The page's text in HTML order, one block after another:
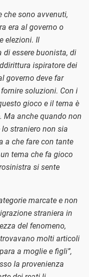
sono avvenuti,
era al governo o
elezioni. Il
essere buonista, di
ispiratore dei
governo deve far
soluzioni. Con i
gioco e il tema è
Ma anche quando non
lo straniero non sia
a che fare con tante
tema che fa gioco
si sente
marcate e non
straniera in
del fenomeno,
molti articoli
a moglie e figli”,
la provenienza